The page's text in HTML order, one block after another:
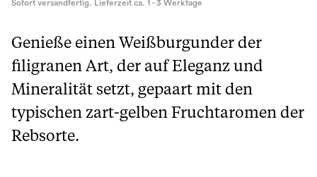
Sofort versandfertig. Lieferzeit ca. 1 - 3 Werktage
Genieße einen Weißburgunder der
filigranen Art, der auf Eleganz und
Mineralität setzt, gepaart mit den
typischen zart-gelben Fruchtaromen der
Rebsorte.